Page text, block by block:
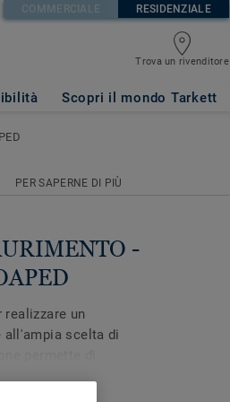
COMMERCIALE RESIDENZIALE
Trova un rivenditore
Scopri il mondo Tarkett
Douglas Pine
PER SAPERNE DI PIÙ
-
un
all'ampia scelta di